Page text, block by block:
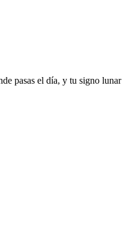
pasas el día, y tu signo